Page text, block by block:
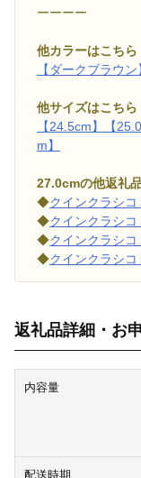
ーーーー
他カラーはこちら
【ダークブラウン
他サイズはこちら
【24.5cm】
【
m】
27.0cmの他返礼
◆クインクラシ
◆クインクラシ
◆クインクラシ
◆クインクラシ
返礼品詳細・お
内容量
配送時期